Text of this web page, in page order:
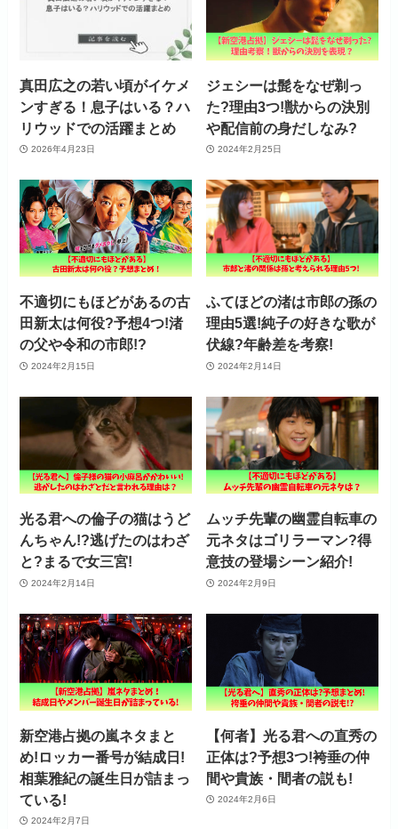
真田広之の若い頃がイケメ
ンすぎる！息子はいる？ハ
リウッドでの活躍まとめ
2026年4月23日
ジェシーは髭をなぜ剃っ
た?理由3つ!獣からの決別
や配信前の身だしなみ?
2024年2月25日
不適切にもほどがあるの古
田新太は何役?予想4つ!渚
の父や令和の市郎!?
2024年2月15日
ふてほどの渚は市郎の孫の
理由5選!純子の好きな歌が
伏線?年齢差を考察!
2024年2月14日
光る君への倫子の猫はうど
んちゃん!?逃げたのはわざ
と?まるで女三宮!
2024年2月14日
ムッチ先輩の幽霊自転車の
元ネタはゴリラーマン?得
意技の登場シーン紹介!
2024年2月9日
新空港占拠の嵐ネタまと
め!ロッカー番号が結成日!
相葉雅紀の誕生日が詰まっ
ている!
2024年2月7日
【何者】光る君への直秀の
正体は?予想3つ!袴垂の仲
間や貴族・間者の説も!
2024年2月6日